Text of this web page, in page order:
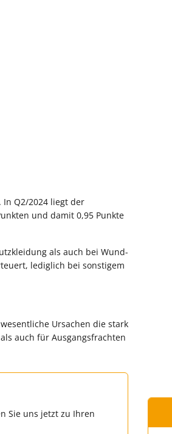
In Q2/2024 liegt der
und damit 0,95 Punkte
als auch bei Wund-
lediglich bei sonstigem
Ursachen die stark
auch für Ausgangsfrachten
Sie uns jetzt zu Ihren